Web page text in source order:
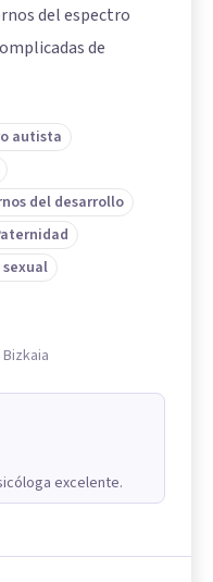
del espectro
de
autista
del desarrollo
sexual
excelente.